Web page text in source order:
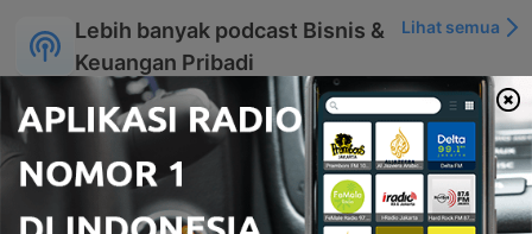
Lebih banyak podcast Bisnis &
Keuangan Pribadi
Lihat semua